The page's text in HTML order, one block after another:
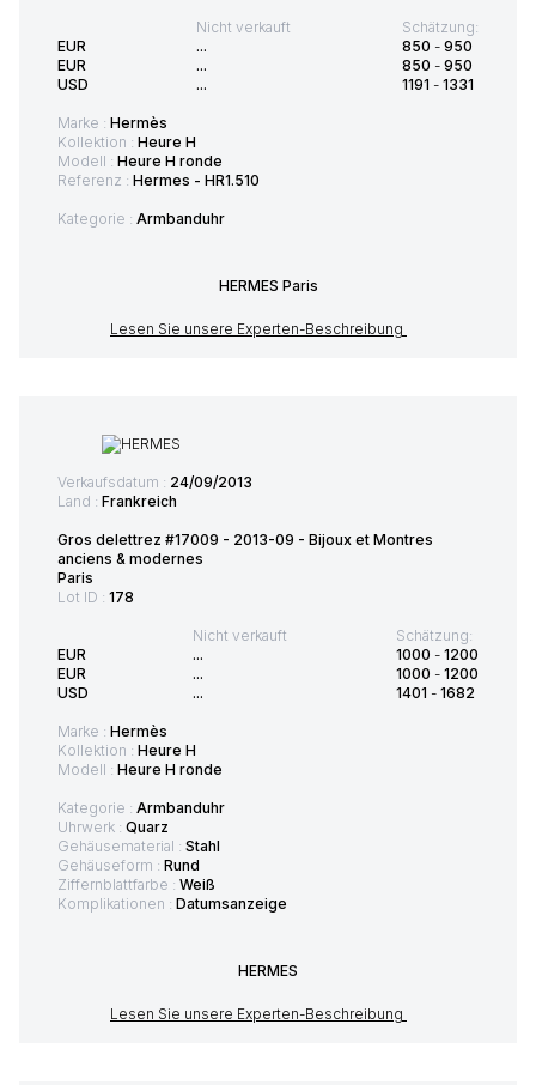
EUR
EUR
USD
Nicht verkauft
...
...
...
Schätzung:
850 - 950
850 - 950
1191 - 1331
Marke : Hermès
Kollektion : Heure H
Modell : Heure H ronde
Referenz : Hermes - HR1.510
Kategorie : Armbanduhr
HERMES Paris
Lesen Sie unsere Experten-Beschreibung
Verkaufsdatum : 24/09/2013
Land : Frankreich
Gros delettrez #17009 - 2013-09 - Bijoux et Montres
anciens & modernes
Paris
Lot ID : 178
EUR
EUR
USD
Nicht verkauft
...
...
...
Schätzung:
1000 - 1200
1000 - 1200
1401 - 1682
Marke : Hermès
Kollektion : Heure H
Modell : Heure H ronde
Kategorie : Armbanduhr
Uhrwerk : Quarz
Gehäusematerial : Stahl
Gehäuseform : Rund
Ziffernblattfarbe : Weiß
Komplikationen : Datumsanzeige
HERMES
Lesen Sie unsere Experten-Beschreibung